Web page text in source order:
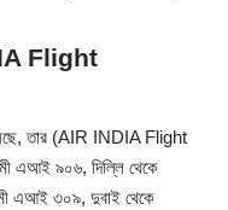
Flight
তার (AIR INDIA Flight
এআই ৯০৬, দিল্লি থেকে
এআই ৩০৯, দুবাই থেকে